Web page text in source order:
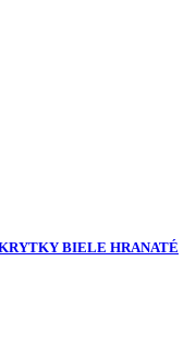
BIELE HRANATÉ